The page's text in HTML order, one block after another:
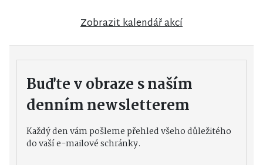
Zobrazit kalendář akcí
Buďte v obraze s naším
denním newsletterem
Každý den vám pošleme přehled všeho důležitého
do vaší e-mailové schránky.